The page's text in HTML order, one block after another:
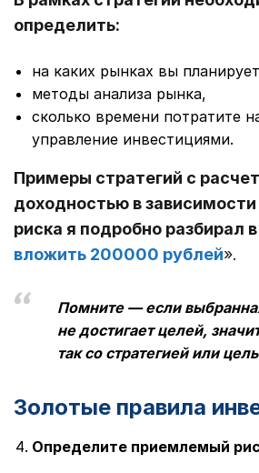
определить:
на каких рынках вы
методы анализа рынка,
сколько времени потратите
управление инвестициями.
Примеры стратегий с
доходностью в зависимости
риска я подробно разбирал
вложить 200000 рублей».
Помните — если
не достигает целей,
так со стратегией или
Золотые правила
Определите приемлемый